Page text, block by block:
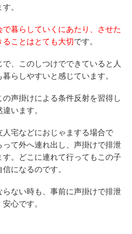
。
暮らしていくにあたり、させた
ことはとても大切です。
、このしつけでできていると人
らしやすいと感じています。
声掛けによる条件反射を習得し
います。
宅などにおじゃまする場合で
って外へ連れ出し、声掛けで排泄
。どこに連れて行ってもこの子
になるのです。
らない時も、事前に声掛けで排泄
心です。